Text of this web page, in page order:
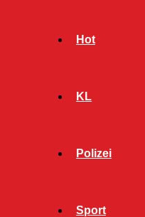
Hot
KL
Polizei
Sport